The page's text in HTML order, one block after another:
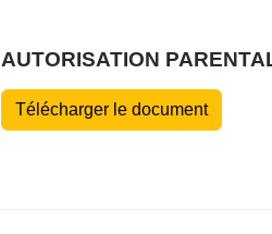
AUTORISATION
Télécharger le document